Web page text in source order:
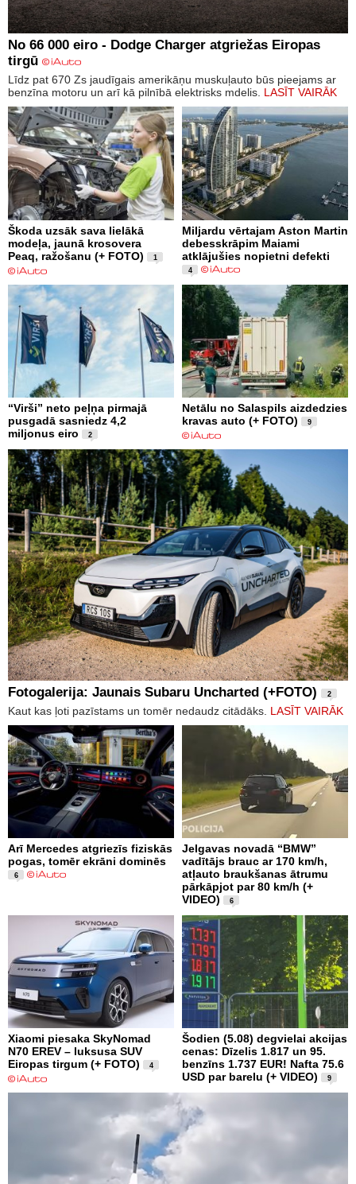
No 66 000 eiro - Dodge Charger atgriežas Eiropas
tirgū
Līdz pat 670 Zs jaudīgais amerikāņu muskuļauto būs pieejams ar
benzīna motoru un arī kā pilnībā elektrisks mdelis. LASĪT VAIRĀK
Škoda uzsāk sava lielākā
modeļa, jaunā krosovera
Peaq, ražošanu (+ FOTO)
1
Miljardu vērtajam Aston Martin
debesskrāpim Maiami
atklājušies nopietni defekti
4
“Virši” neto peļņa pirmajā
pusgadā sasniedz 4,2
miljonus eiro
2
Netālu no Salaspils aizdedzies
kravas auto (+ FOTO)
9
Fotogalerija: Jaunais Subaru Uncharted (+FOTO) 2
Kaut kas ļoti pazīstams un tomēr nedaudz citādāks. LASĪT VAIRĀK
Arī Mercedes atgriezīs fiziskās
pogas, tomēr ekrāni dominēs
6
Jelgavas novadā “BMW”
vadītājs brauc ar 170 km/h,
atļauto braukšanas ātrumu
pārkāpjot par 80 km/h (+
VIDEO)
6
Xiaomi piesaka SkyNomad
N70 EREV – luksusa SUV
Eiropas tirgum (+ FOTO)
4
Šodien (5.08) degvielai akcijas
cenas: Dīzelis 1.817 un 95.
benzīns 1.737 EUR! Nafta 75.6
USD par barelu (+ VIDEO)
9